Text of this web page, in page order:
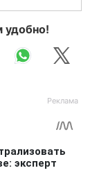
удобно!